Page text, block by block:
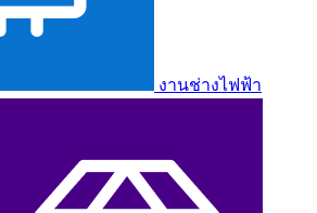
งานช่างไฟฟ้า